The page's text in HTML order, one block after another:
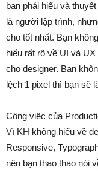
bạn phải hiểu và
là người lập trình,
cho tốt nhất. Bạn
hiểu rất rõ về UI và
cho designer. Bạn
lệch 1 pixel thì bạn sẽ
Công việc của
Vì KH không hiểu về
Responsive,
nên bạn thao thao nói